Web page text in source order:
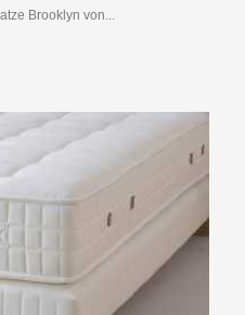
Brooklyn von...